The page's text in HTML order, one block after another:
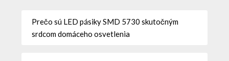
Prečo sú LED pásiky SMD 5730 skutočným
srdcom domáceho osvetlenia